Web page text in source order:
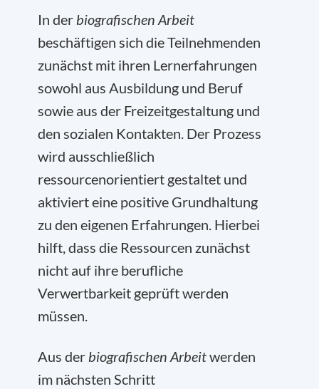
In der biografischen Arbeit
beschäftigen sich die Teilnehmenden
zunächst mit ihren Lernerfahrungen
sowohl aus Ausbildung und Beruf
sowie aus der Freizeitgestaltung und
den sozialen Kontakten. Der Prozess
wird ausschließlich
ressourcenorientiert gestaltet und
aktiviert eine positive Grundhaltung
zu den eigenen Erfahrungen. Hierbei
hilft, dass die Ressourcen zunächst
nicht auf ihre berufliche
Verwertbarkeit geprüft werden
müssen.
Aus der biografischen Arbeitwerden
im nächsten Schritt